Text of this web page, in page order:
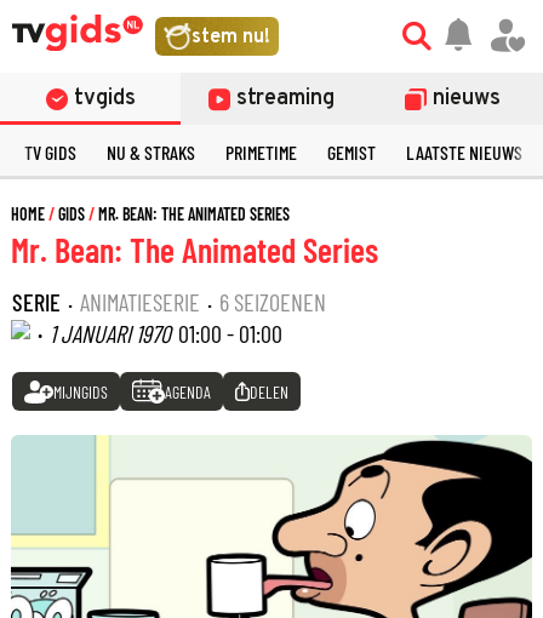
stem nu!
tvgids streaming nieuws
TV GIDS NU & STRAKS PRIMETIME GEMIST LAATSTE NIEUWS
HOME GIDS MR. BEAN: THE ANIMATED SERIES
Mr. Bean: The Animated Series
SERIE · ANIMATIESERIE · 6 SEIZOENEN
· 1 JANUARI 1970 01:00 - 01:00
MIJNGIDS AGENDA DELEN